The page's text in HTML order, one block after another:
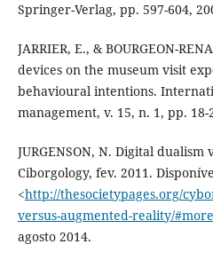
Springer-Verlag, pp. 597-604,
JARRIER, E., & BOURGEON-
devices on the museum visit
behavioural intentions.
management, v. 15, n. 1, pp. 18-
JURGENSON, N. Digital
Ciborgology, fev. 2011.
<http://thesocietypages.org/
versus-augmented-reality/
agosto 2014.